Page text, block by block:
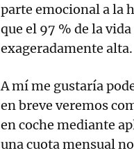
parte emocional a la
que el 97 % de la
exageradamente alta.
A mí me gustaría
en breve veremos
en coche mediante
una cuota mensual